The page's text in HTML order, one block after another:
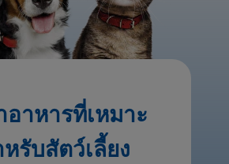
าหารที่เหมาะ
รับสัตว์เลี้ยง